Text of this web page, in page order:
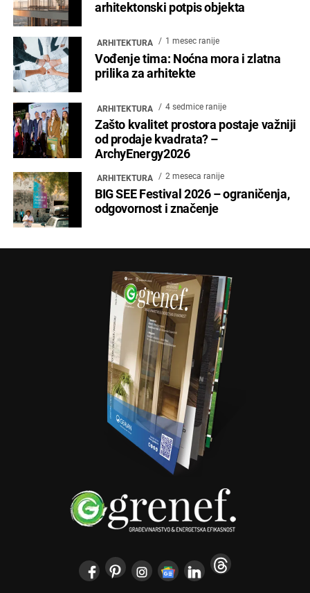
arhitektonski potpis objekta
ARHITEKTURA 1 mesec ranije
Vođenje tima: Noćna mora i zlatna
prilika za arhitekte
ARHITEKTURA 4 sedmice ranije
Zašto kvalitet prostora postaje važniji
od prodaje kvadrata? –
ArchyEnergy2026
ARHITEKTURA 2 meseca ranije
BIG SEE Festival 2026 – ograničenja,
odgovornost i značenje